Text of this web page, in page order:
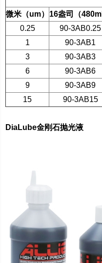
微米（um） 16盎司（480ml
0.25
90-3AB0.25
1
90-3AB1
3
90-3AB3
6
90-3AB6
9
90-3AB9
15
90-3AB15
DiaLube金刚石抛光液